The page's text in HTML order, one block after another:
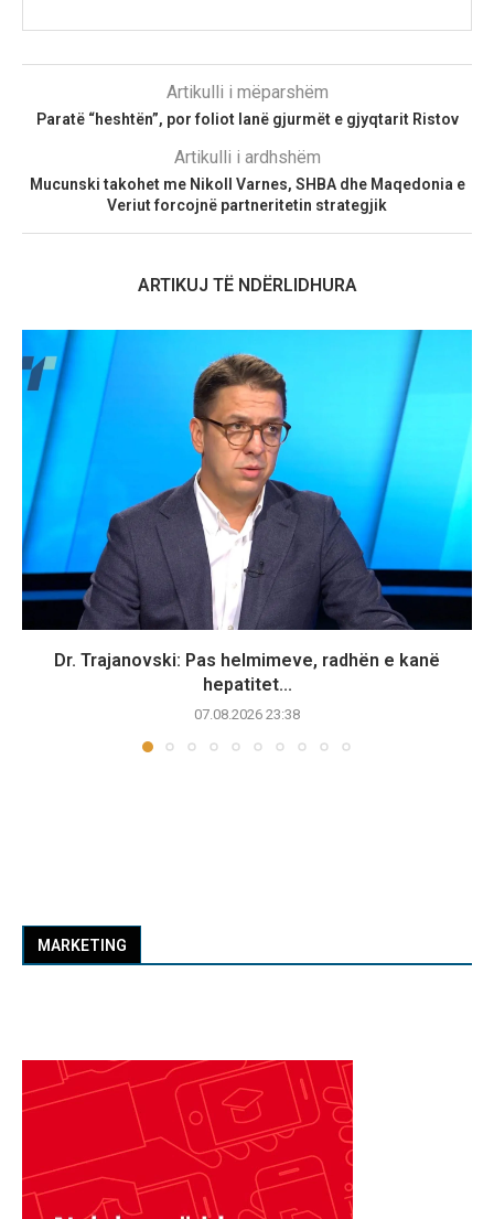
Artikulli i mëparshëm
Paratë “heshtën”, por foliot lanë gjurmët e gjyqtarit Ristov
Artikulli i ardhshëm
Mucunski takohet me Nikoll Varnes, SHBA dhe Maqedonia e
Veriut forcojnë partneritetin strategjik
ARTIKUJ TË NDËRLIDHURA
Dr. Trajanovski: Pas helmimeve, radhën e kanë
hepatitet...
07.08.2026 23:38
MARKETING